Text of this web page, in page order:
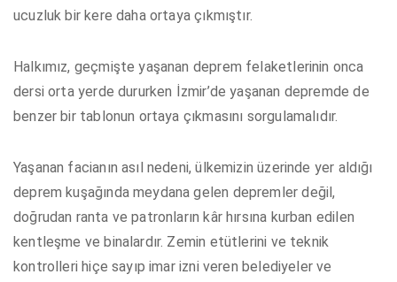
ucuzluk bir kere daha ortaya çıkmıştır.
Halkımız, geçmişte yaşanan deprem felaketlerinin onca
dersi orta yerde dururken İzmir’de yaşanan depremde de
benzer bir tablonun ortaya çıkmasını sorgulamalıdır.
Yaşanan facianın asıl nedeni, ülkemizin üzerinde yer aldığı
deprem kuşağında meydana gelen depremler değil,
doğrudan ranta ve patronların kâr hırsına kurban edilen
kentleşme ve binalardır. Zemin etütlerini ve teknik
kontrolleri hiçe sayıp imar izni veren belediyeler ve